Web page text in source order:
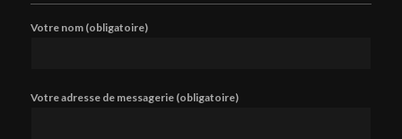
Votre nom (obligatoire)
Votre adresse de messagerie (obligatoire)